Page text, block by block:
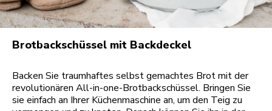
Brotbackschüssel mit Backdeckel
Backen Sie traumhaftes selbst gemachtes Brot mit der
revolutionären All-in-one-Brotbackschüssel. Bringen Sie
sie einfach an Ihrer Küchenmaschine an, um den Teig zu